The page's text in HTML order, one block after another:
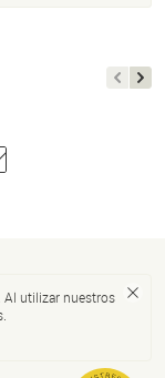
Al utilizar nuestros